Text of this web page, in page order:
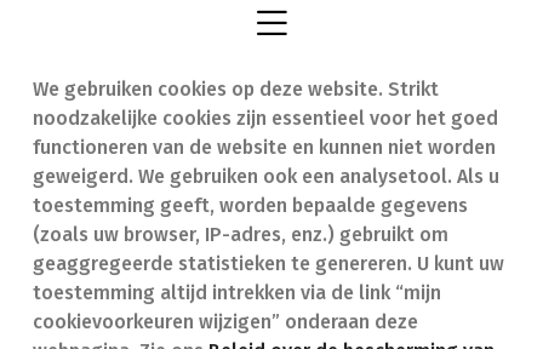
We gebruiken cookies op deze website. Strikt
noodzakelijke cookies zijn essentieel voor het goed
functioneren van de website en kunnen niet worden
geweigerd. We gebruiken ook een analysetool. Als u
toestemming geeft, worden bepaalde gegevens
(zoals uw browser, IP-adres, enz.) gebruikt om
geaggregeerde statistieken te genereren. U kunt uw
toestemming altijd intrekken via de link “mijn
cookievoorkeuren wijzigen” onderaan deze
Vind een apotheek
Onze expertise
Ziekten
Geneesmiddelen
In geval van nood
Contact
Veelgestelde vragen
(FAQ)